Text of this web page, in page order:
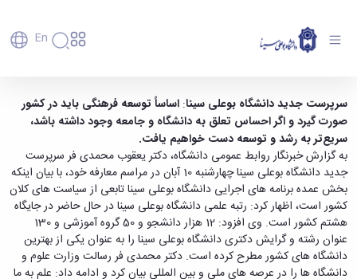
En
دانشگاه
تاریخچه
و
معرفی
برنامه
راهبردی
دانشگاه
نقشه
دانشگاه
ساختار
سازمانی
آموزش
پذیرش
کارشناسی
تحصیلات
تکمیلی
پسا
دکترا
استعدادهای
درخشان
دانشجویان
غیرایرانی
پژوهش
فناوری و
کارآفرینی
دفتر
ارتباط
با
صنعت
پردیس
علم
و
دانشکده‌ها
پردیس
اصلی
مهندسی
کشاورزی
شیمی
و
علوم
نفت
علوم
رفاهی
رفاهی
پرسنل
اداره
رفاه
کارکنان
مهمانسرای
دانشگاه
رفاهی
اعضای
هیأت
علمی
کارکنان
دانشجویان
فارغ
التحصیلان
فوق
اساساً توسعه فرهنگی باید در کشور صورت گیرد -
دانشگاه بوعلی سینا همدان
سرپرست جدید دانشگاه بوعلی ‌سینا: اساساً توسعه فرهنگی باید در کشور
صورت گیرد و اگر احساس تعلق به دانشگاه و جامعه وجود داشته باشد،
سریع‌تر به رشد و توسعه دست خواهیم یافت.
به گزارش خبرنگار روابط عمومی دانشگاه، دکتر یعقوب محمدی فر سرپرست
جدید دانشگاه بوعلی ‌سینا چهارشنبه 10 آبان در مراسم معارفه خود، با بیان اینکه
بخش عمده برنامه ‌های اجرایی دانشگاه بوعلی سینا تابعی از سیاست‌ های کلان
کشور است، اظهار کرد: رتبه علمی دانشگاه بوعلی سینا در حال حاضر در جایگاه
هشتم کشور است. وی افزود: 12 هزار دانشجو و 50 گروه آموزشی و 130
عنوان رشته و گرایش دکتری دانشگاه بوعلی ‌سینا را به عنوان یکی از بهترین
دانشگاه‌ های کشور مطرح کرده است. دکتر محمدی ‌فر رسالت وزارت علوم و
دانشگاه‌ ها را در عرصه ‌های ملی و بین ‌المللی بیان کرد و ادامه داد: علم به ما